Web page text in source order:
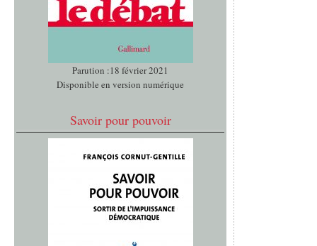
Parution :18 février 2021
Disponible en version numérique
Savoir pour pouvoir